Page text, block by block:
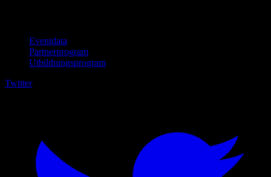
Eventdata
Partnerprogram
Utbildningsprogram
Twitter